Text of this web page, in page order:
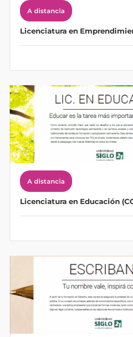
A distancia
Licenciatura en
A distancia
Licenciatura en Educación